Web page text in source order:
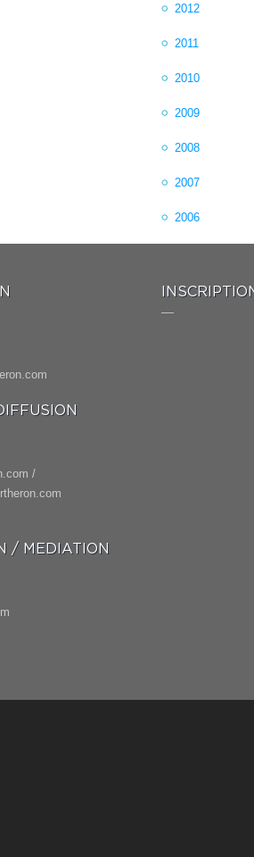
2012
2011
2010
2009
2008
2007
2006
/
/ MEDIATION